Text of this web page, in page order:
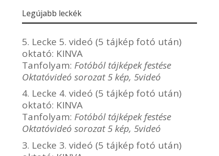
Legújabb leckék
5. Lecke 5. videó (5 tájkép fotó után)
oktató: KINVA
Tanfolyam: Fotóból tájképek festése
Oktatóvideó sorozat 5 kép, 5videó
4. Lecke 4. videó (5 tájkép fotó után)
oktató: KINVA
Tanfolyam: Fotóból tájképek festése
Oktatóvideó sorozat 5 kép, 5videó
3. Lecke 3. videó (5 tájkép fotó után)